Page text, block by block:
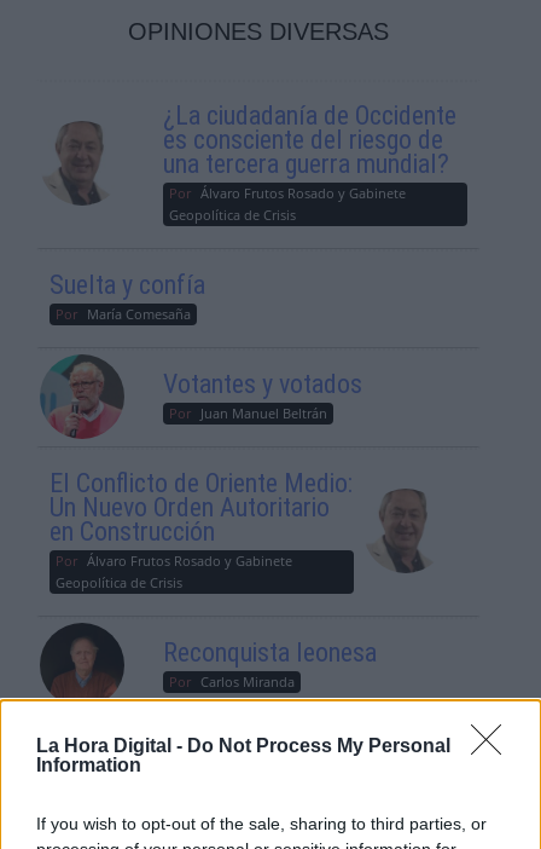
La Hora Digital - Do Not Process My Personal
Information
If you wish to opt-out of the sale, sharing to third parties, or
OPINIONES DIVERSAS
¿La ciudadanía de Occidente
es consciente del riesgo de
una tercera guerra mundial?
Por Álvaro Frutos Rosado y Gabinete
Geopolítica de Crisis
Suelta y confía
Por María Comesaña
Votantes y votados
Por Juan Manuel Beltrán
El Conflicto de Oriente Medio:
Un Nuevo Orden Autoritario
en Construcción
Por Álvaro Frutos Rosado y Gabinete
Geopolítica de Crisis
Reconquista leonesa
Por Carlos Miranda
Clara Campoamor: Mi sueño,
mi pesadilla